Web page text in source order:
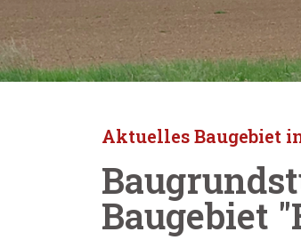
Aktuelles Baugebiet
Baugebiet